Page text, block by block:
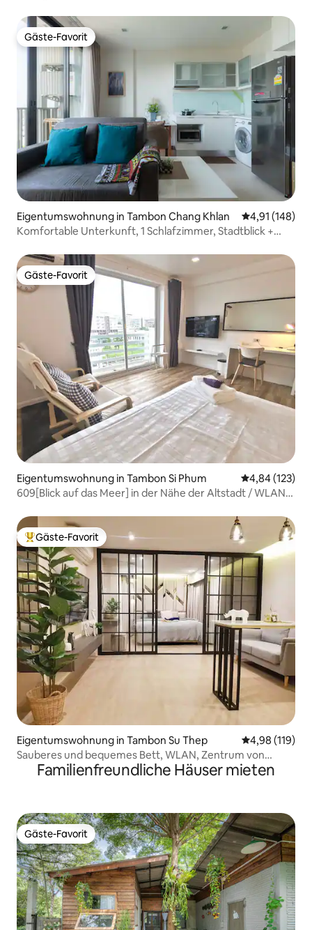
Gäste-Favorit
Gäste-Favorit
Eigentumswohnung in Tambon Chang Khlan
4,91 (148)
Komfortable Unterkunft, 1 Schlafzimmer, Stadtblick +
Gäste-Favorit
Gäste-Favorit
Eigentumswohnung in Tambon Si Phum
4,84 (123)
609[Blick auf das Meer] in der Nähe der Altstadt / WLAN
Beliebter Gäste-Favorit.
Gäste-Favorit
Eigentumswohnung in Tambon Su Thep
4,98 (119)
Sauberes und bequemes Bett, WLAN, Zentrum von
Nimman
Familienfreundliche Häuser mieten
Gäste-Favorit
Gäste-Favorit